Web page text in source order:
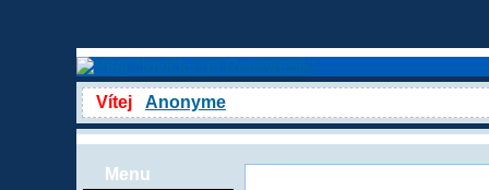
Vítej Anonyme
Menu